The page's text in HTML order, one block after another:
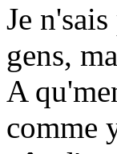
Je
gens,
A
comme